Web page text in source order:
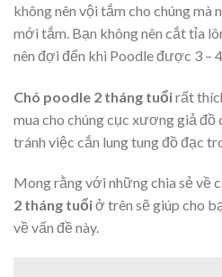
không nên vội tắm cho chúng mà
mới tắm. Bạn không nên cắt tỉa
nên đợi đến khi Poodle được 3 –
Chó poodle 2 tháng tuổirất
mua cho chúng cục xương giả đồ
tránh việc cắn lung tung đồ đạc
Mong rằng với những chia sẻ về
2 tháng tuổiở trên sẽ giúp cho
về vấn đề này.